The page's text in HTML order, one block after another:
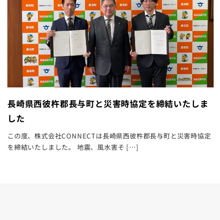
長崎県西彼杵郡長与町と災害時協定を締結いたしま
した
この度、株式会社CONNECTは長崎県西彼杵郡長与町と災害時協定
を締結いたしました。 地震、風水害そ […]